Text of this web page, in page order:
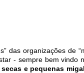
das organizações de
- sempre bem vindo
secas e pequenas